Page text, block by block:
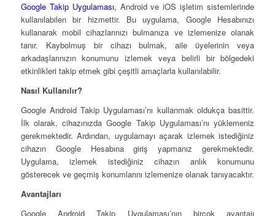
Google Takip Uygulaması, Android ve iOS işletim sistemlerinde
kullanılabilen bir hizmettir. Bu uygulama, Google Hesabınızı
kullanarak mobil cihazlarınızı bulmanıza ve izlemenize olanak
tanır. Kaybolmuş bir cihazı bulmak, aile üyelerinin veya
arkadaşlarınızın konumunu izlemek veya belirli bir bölgedeki
etkinlikleri takip etmek gibi çeşitli amaçlarla kullanılabilir.
Nasıl Kullanılır?
Google Android Takip Uygulaması’nı kullanmak oldukça basittir.
İlk olarak, cihazınızda Google Takip Uygulaması’nı yüklemeniz
gerekmektedir. Ardından, uygulamayı açarak izlemek istediğiniz
cihazın Google Hesabına giriş yapmanız gerekmektedir.
Uygulama, izlemek istediğiniz cihazın anlık konumunu
gösterecek ve geçmiş konumlarını izlemenize olanak tanıyacaktır.
Avantajları
Google Android Takip Uygulaması’nın birçok avantajı